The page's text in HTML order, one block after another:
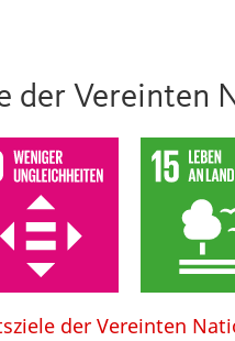
der Vereinten
der Vereinten